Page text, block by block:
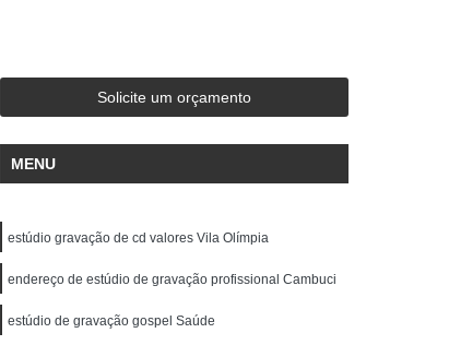
Ensaio
Estúdio Ensaio de Bandas
para Ensaio de Música
Sala Acústica para Ensaio
Edição de Audio para Podcast
Estúdio áudio
Estúdio de áudio
Solicite um orçamento
MENU
estúdio gravação de cd valores Vila Olímpia
endereço de estúdio de gravação profissional Cambuci
estúdio de gravação gospel Saúde